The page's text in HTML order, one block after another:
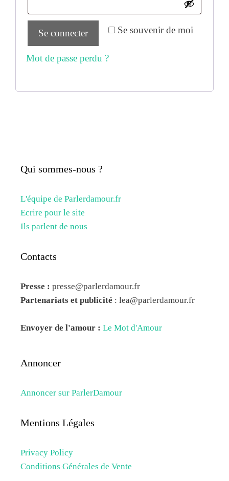
Se souvenir de moi
Se connecter
Mot de passe perdu ?
Qui sommes-nous ?
L'équipe de Parlerdamour.fr
Ecrire pour le site
Ils parlent de nous
Contacts
Presse : presse@parlerdamour.fr
Partenariats et publicité : lea@parlerdamour.fr
Envoyer de l'amour : Le Mot d'Amour
Annoncer
Annoncer sur ParlerDamour
Mentions Légales
Privacy Policy
Conditions Générales de Vente